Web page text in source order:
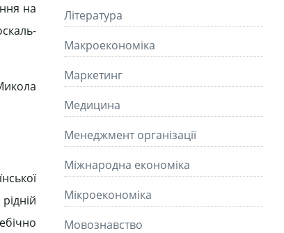
на
Літературa
Макроекономіка
Маркетинг
Медицина
Менеджмент організації
Міжнародна економіка
Мікроекономіка
Мовознавство